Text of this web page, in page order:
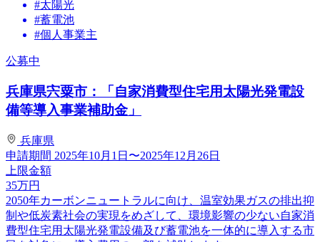
#太陽光
#蓄電池
#個人事業主
公募中
兵庫県宍粟市：「自家消費型住宅用太陽光発電設
備等導入事業補助金」
兵庫県
申請期間 2025年10月1日〜2025年12月26日
上限金額
35万円
2050年カーボンニュートラルに向け、温室効果ガスの排出抑
制や低炭素社会の実現をめざして、環境影響の少ない自家消
費型住宅用太陽光発電設備及び蓄電池を一体的に導入する市